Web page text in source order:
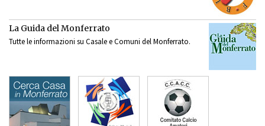
La Guida del Monferrato
Tutte le informazioni su Casale e Comuni del Monferrato.